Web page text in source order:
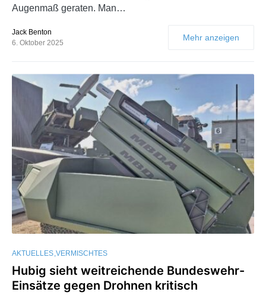
Augenmaß geraten. Man…
Jack Benton
6. Oktober 2025
Mehr anzeigen
AKTUELLES VERMISCHTES
Hubig sieht weitreichende Bundeswehr-
Einsätze gegen Drohnen kritisch